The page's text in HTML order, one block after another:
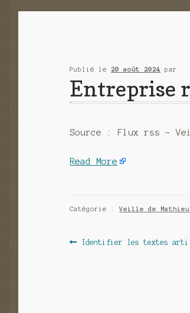
Publié le 20 août 2024 par
Entreprise
Source : Flux rss –
Read More
Catégorie :Veille de Mathieu
Navigation
Article
Identifier les textes